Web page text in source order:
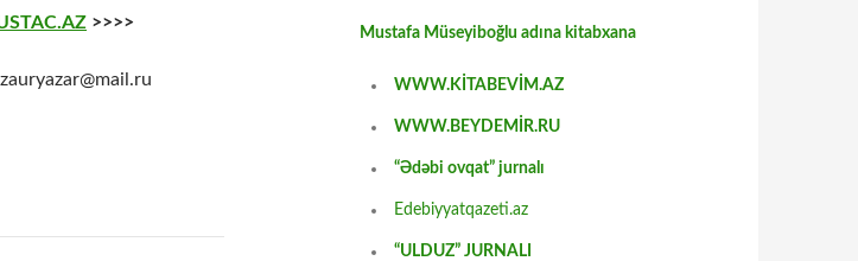
>>>>
Mustafa Müseyiboğlu adına kitabxana
WWW.KİTABEVİM.AZ
WWW.BEYDEMİR.RU
“Ədəbi ovqat” jurnalı
Edebiyyatqazeti.az
“ULDUZ” JURNALI